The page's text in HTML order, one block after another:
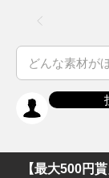
【最大500円貰